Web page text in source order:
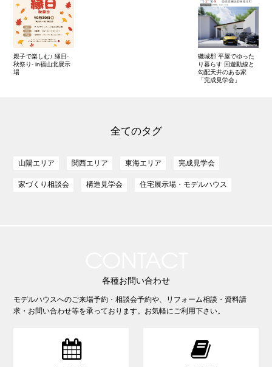
親子で楽しむ♪ 縁日-
秋祭り- in福山北展示
場
磯城郡 平屋でゆった
り暮らす 回遊動線と
勾配天井のある家
「完成見学会」
全てのタグ
山陽エリア 関西エリア 東海エリア 完成見学会
家づくり相談会 構造見学会 住宅展示場・モデルハウス
各種お問い合わせ
モデルハウスへのご来場予約・相談会予約や、リフォーム相談・資料請
求・お問い合わせ等を承っております。お気軽にご利用下さい。
 